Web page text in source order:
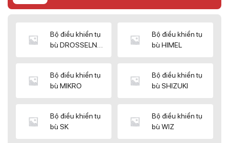
Bộ điều khiển tụ
bù DROSSELN
Bộ điều khiển tụ
bù HIMEL
Bộ điều khiển tụ
bù MIKRO
Bộ điều khiển tụ
bù SHIZUKI
Bộ điều khiển tụ
bù SK
Bộ điều khiển tụ
bù WIZ